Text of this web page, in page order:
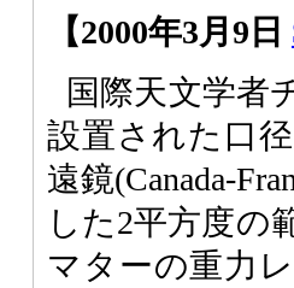
【2000年3月9日
国際天文学者
設置された口
遠鏡(Canada-
した2平方度の
マターの重力